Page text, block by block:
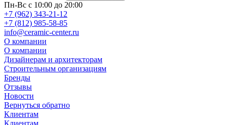
Пн-Вс с 10:00 до 20:00
+7 (962) 343-21-12
+7 (812) 985-58-85
info@ceramic-center.ru
О компании
О компании
Дизайнерам и архитекторам
Строительным организациям
Бренды
Отзывы
Новости
Вернуться обратно
Клиентам
Клиентам